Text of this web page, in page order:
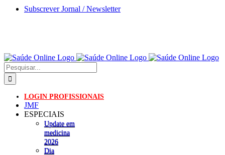
Skip
Subscrever Jornal / Newsletter
Pesquisar
LOGIN PROFISSIONAIS
JMF
ESPECIAIS
Update em
medicina
2026
Dia